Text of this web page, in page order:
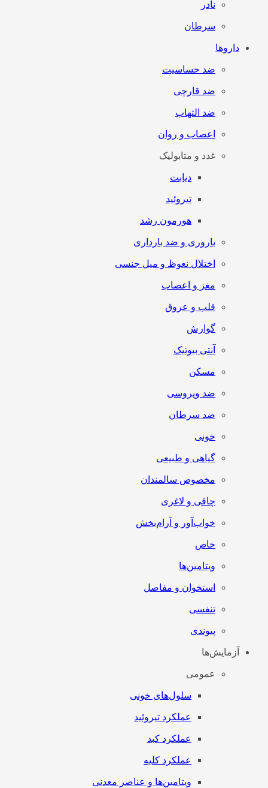
نادر
سرطان
داروها
ضد حساسیت
ضد قارچی
ضد التهاب
اعصاب و روان
غدد و متابولیک
دیابت
تیروئید
هورمون رشد
باروری و ضد بارداری
اختلال نعوظ و میل جنسی
مغز و اعصاب
قلب و عروق
گوارش
آنتی‌ بیوتیک
مسکن
ضد ویروسی
ضد سرطان
خونی
گیاهی و طبیعی
مخصوص سالمندان
چاقی و لاغری
خواب‌آور و آرام‌بخش
خاص
ویتامین‌ها
استخوان و مفاصل
تنفسی
پیوندی
آزمایش‌ها
عمومی
سلول‌های خونی
عملکرد تیروئید
عملکرد کبد
عملکرد کلیه
ویتامین‌ها و عناصر معدنی